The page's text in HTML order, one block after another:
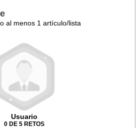
al menos 1 artículo/lista
Usuario
0 DE 5 RETOS